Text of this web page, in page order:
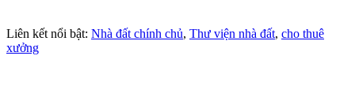
Liên kết nổi bật: Nhà đất chính chủ, Thư viện nhà đất, cho thuê
xưởng